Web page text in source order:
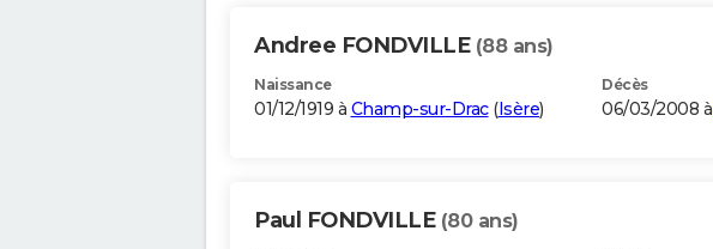
Andree FONDVILLE (88 ans)
Naissance
01/12/1919 à Champ-sur-Drac(Isère)
Décès
06/03/2008 à
Paul FONDVILLE (80 ans)